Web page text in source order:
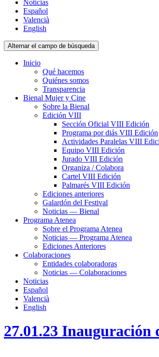
Noticias
Español
Valencià
English
Alternar el campo de búsqueda
Inicio
Qué hacemos
Quiénes somos
Transparencia
Bienal Mujer y Cine
Sobre la Bienal
Edición VIII
Sección Oficial VIII Edición
Programa por diás VIII Edición
Actividades Paralelas VIII
Equipo VIII Edición
Jurado VIII Edición
Organiza / Colabora
Cartel VIII Edición
Palmarés VIII Edición
Ediciones anteriores
Galardón del Festival
Noticias — Bienal
Programa Atenea
Sobre el Programa Atenea
Noticias — Programa Atenea
Ediciones Anteriores
Colaboraciones
Entidades colaboradoras
Noticias — Colaboraciones
Noticias
Español
Valencià
English
27.01.23